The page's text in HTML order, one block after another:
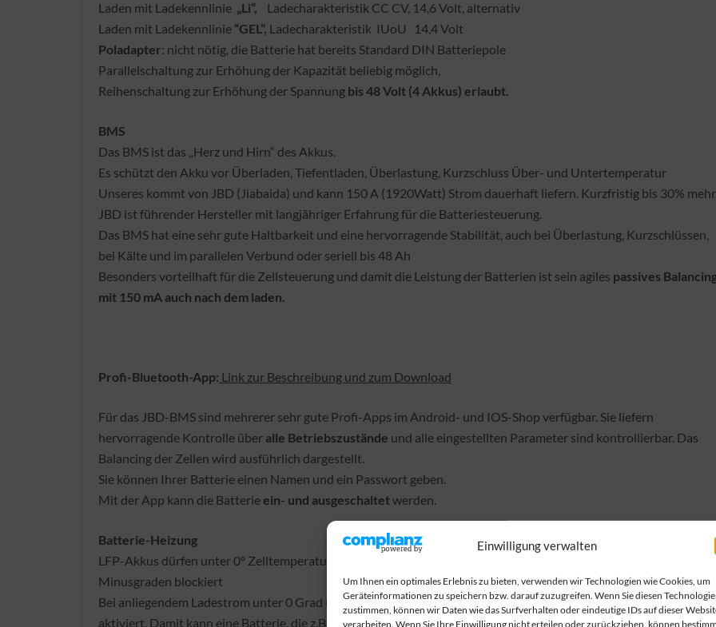
Einwilligung verwalten
Um Ihnen ein optimales Erlebnis zu bieten, verwenden wir Technologien wie Cookies, um
Geräteinformationen zu speichern bzw. darauf zuzugreifen. Wenn Sie diesen
zustimmen, können wir Daten wie das Surfverhalten oder eindeutige IDs auf dieser
verarbeiten. Wenn Sie Ihre Einwilligung nicht erteilen oder zurückziehen, können
Laden mit Ladekennlinie „Li“,
Ladecharakteristik CC CV, 14,6 Volt, alternativ
Laden mit Ladekennlinie “GEL”, Ladecharakteristik IUoU 14,4 Volt
Poladapter: nicht nötig, die Batterie hat bereits Standard DIN Batteriepole
Parallelschaltung zur Erhöhung der Kapazität beliebig möglich,
Reihenschaltung zur Erhöhung der Spannung bis 48 Volt (4 Akkus) erlaubt.
BMS
Das BMS ist das „Herz und Hirn“ des Akkus.
Es schützt den Akku vor Überladen, Tiefentladen, Überlastung, Kurzschluss Über- und Untertemperatur
Unseres kommt von JBD (Jiabaida) und kann 150 A (1920Watt) Strom dauerhaft liefern. Kurzfristig bis 30%
JBD ist führender Hersteller mit langjähriger Erfahrung für die Batteriesteuerung.
Das BMS hat eine sehr gute Haltbarkeit und eine hervorragende Stabilität, auch bei Überlastung, Kurzschlüssen,
bei Kälte und im parallelen Verbund oder seriell bis 48 Ah
Besonders vorteilhaft für die Zellsteuerung und damit die Leistung der Batterien ist sein agiles passives
mit 150 mA auch nach dem laden.
Profi-Bluetooth-App: Link zur Beschreibung und zum Download
Für das JBD-BMS sind mehrerer sehr gute Profi-Apps im Android- und IOS-Shop verfügbar. Sie liefern
hervorragende Kontrolle über alle Betriebszustände und alle eingestellten Parameter sind kontrollierbar. Das
Balancing der Zellen wird ausführlich dargestellt.
Sie können Ihrer Batterie einen Namen und ein Passwort geben.
Mit der App kann die Batterieein- und ausgeschaltetwerden.
Batterie-Heizung
LFP-Akkus dürfen unter 0° Zelltemperatur nicht mehr geladen werden. Deshalb wird das Laden der Batterie bei
Minusgraden blockiert
Bei anliegendem Ladestrom unter 0 Grad (Lichtmaschine, Solar, Landstrom) wird die Zellheizung automatisch
aktiviert. Damit kann eine Batterie, die z.B. auf -15 Grad ausgekühlt war in ca. 30 Minuten auf 5 Grad erwärmt und